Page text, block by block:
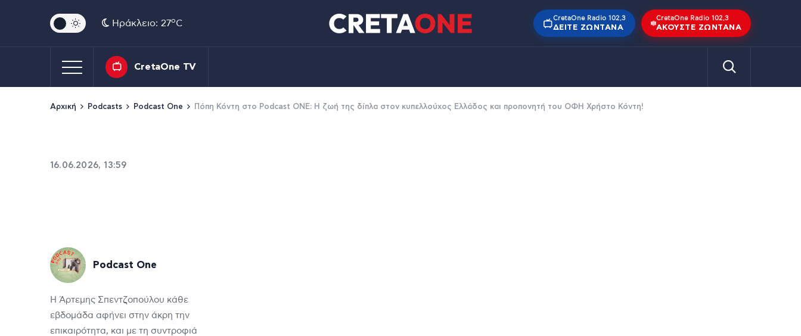
Ηράκλειο: 27oC
CretaOne Radio 102,3
ΔΕΊΤΕ ΖΩΝΤΑΝΆ
CretaOne Radio 102,3
ΑΚΟΎΣΤΕ ΖΩΝΤΑΝΆ
CretaOne TV
Αρχική Podcasts Podcast One Πόπη Κόντη στο Podcast ONE: Η ζωή της δίπλα στον κυπελλούχος Ελλάδος και προπονητή του ΟΦΗ Χρήστο Κόντη!
16.06.2026, 13:59
Podcast One
Η Άρτεμης Σπεντζοπούλου κάθε
εβδομάδα αφήνει στην άκρη την
επικαιρότητα, και με τη συντροφιά